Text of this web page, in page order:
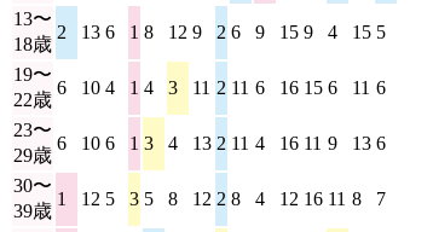
13〜
18歳
2 13 6 1 8 12 9 2 6 9 15 9 4 15 5
19〜
22歳
6 10 4 1 4 3 11 2 11 6 16 15 6 11 6
23〜
29歳
6 10 6 1 3 4 13 2 11 4 16 11 9 13 6
30〜
39歳
1 12 5 3 5 8 12 2 8 4 12 16 11 8 7